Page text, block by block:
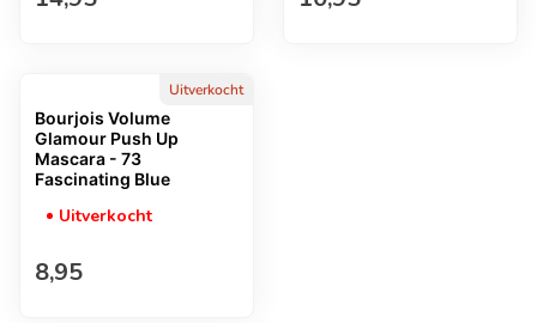
Uitverkocht
Bourjois Volume
Glamour Push Up
Mascara - 73
Fascinating Blue
Uitverkocht
Normale prijs
8,95